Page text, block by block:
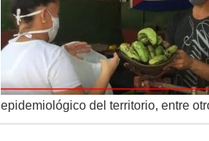
epidemiológico del territorio, entre